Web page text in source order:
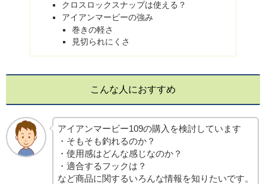
クロスロックスナップは使える？
アイアンマービーの強み
巻きの軽さ
見切られにくさ
こんな人におすすめ
アイアンマービー109の購入を検討しています
・そもそも釣れるのか？
・使用感はどんな感じなのか？
・適合するフックは？
など商品に関するいろんな情報を知りたいです。